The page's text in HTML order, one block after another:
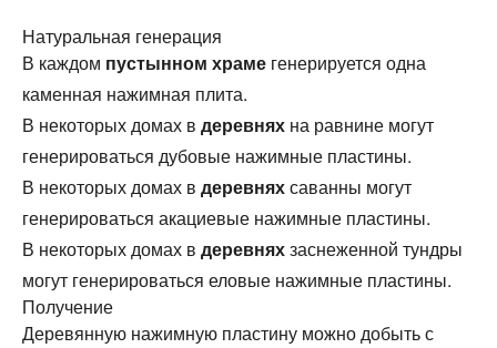
Натуральная генерация
В каждом пустынном храме генерируется одна
каменная нажимная плита.
В некоторых домах в деревнях на равнине могут
генерироваться дубовые нажимные пластины.
В некоторых домах в деревняхсаванны могут
генерироваться акациевые нажимные пластины.
В некоторых домах в деревняхзаснеженной тундры
могут генерироваться еловые нажимные пластины.
Получение
Деревянную нажимную пластину можно добыть с